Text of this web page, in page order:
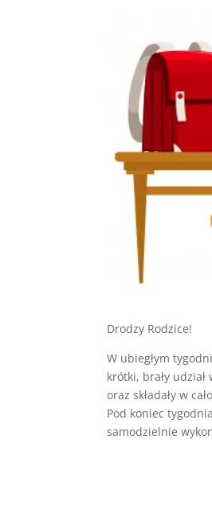
Drodzy Rodzice!
W ubiegłym
krótki, brały
oraz składały w
Pod koniec
samodzielnie